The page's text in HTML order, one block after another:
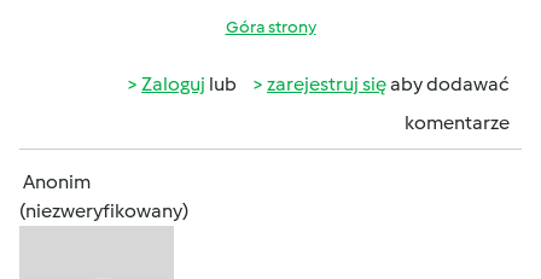
Góra strony
Zaloguj lub zarejestruj sięaby dodawać
komentarze
Anonim
(niezweryfikowany)